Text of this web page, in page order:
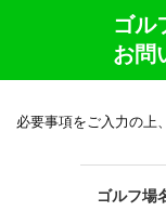
ゴル
お問
必要事項をご入力の上
ゴルフ場